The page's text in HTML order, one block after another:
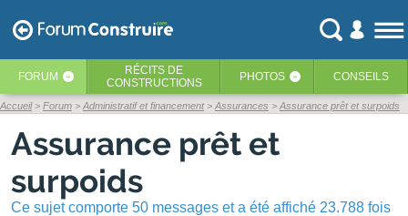
FORUM ‹ RÉCITS DE
CONSTRUCTIONS
PHOTOS ‹ CONSEILS
Accueil Forum Administratif et financement Assurances Assurance prêt et surpoids
Assurance prêt et
surpoids
Ce sujet comporte 50 messages et a été affiché 23.788 fois